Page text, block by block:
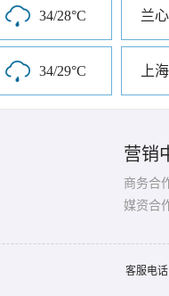
34/28°C 兰
34/29°C 上
营销
商务合
媒资合
客服电